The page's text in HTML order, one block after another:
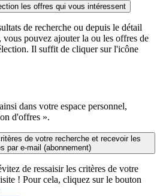
les offres qui vous intéressent
de recherche ou depuis le détail
pouvez ajouter la ou les offres de
Il suffit de cliquer sur l'icône
dans votre espace personnel,
d'offres ».
de votre recherche et recevoir les
par e-mail (abonnement)
de ressaisir les critères de votre
! Pour cela, cliquez sur le bouton